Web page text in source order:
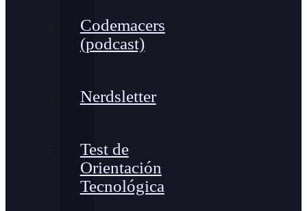
Codemacers
(podcast)
Nerdsletter
Test de
Orientación
Tecnológica